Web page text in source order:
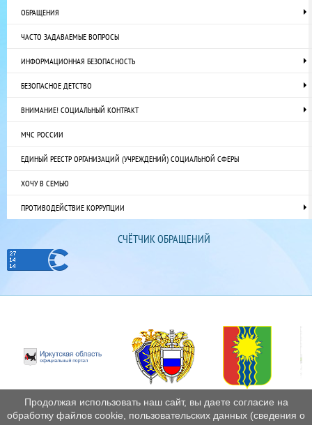
ОБРАЩЕНИЯ
ЧАСТО ЗАДАВАЕМЫЕ ВОПРОСЫ
ИНФОРМАЦИОННАЯ БЕЗОПАСНОСТЬ
БЕЗОПАСНОЕ ДЕТСТВО
ВНИМАНИЕ! СОЦИАЛЬНЫЙ КОНТРАКТ
МЧС РОССИИ
ЕДИНЫЙ РЕЕСТР ОРГАНИЗАЦИЙ (УЧРЕЖДЕНИЙ) СОЦИАЛЬНОЙ СФЕРЫ
ХОЧУ В СЕМЬЮ
ПРОТИВОДЕЙСТВИЕ КОРРУПЦИИ
СЧЁТЧИК ОБРАЩЕНИЙ
Продолжая использовать наш сайт, вы даете согласие на
обработку файлов cookie, пользовательских данных (сведения о